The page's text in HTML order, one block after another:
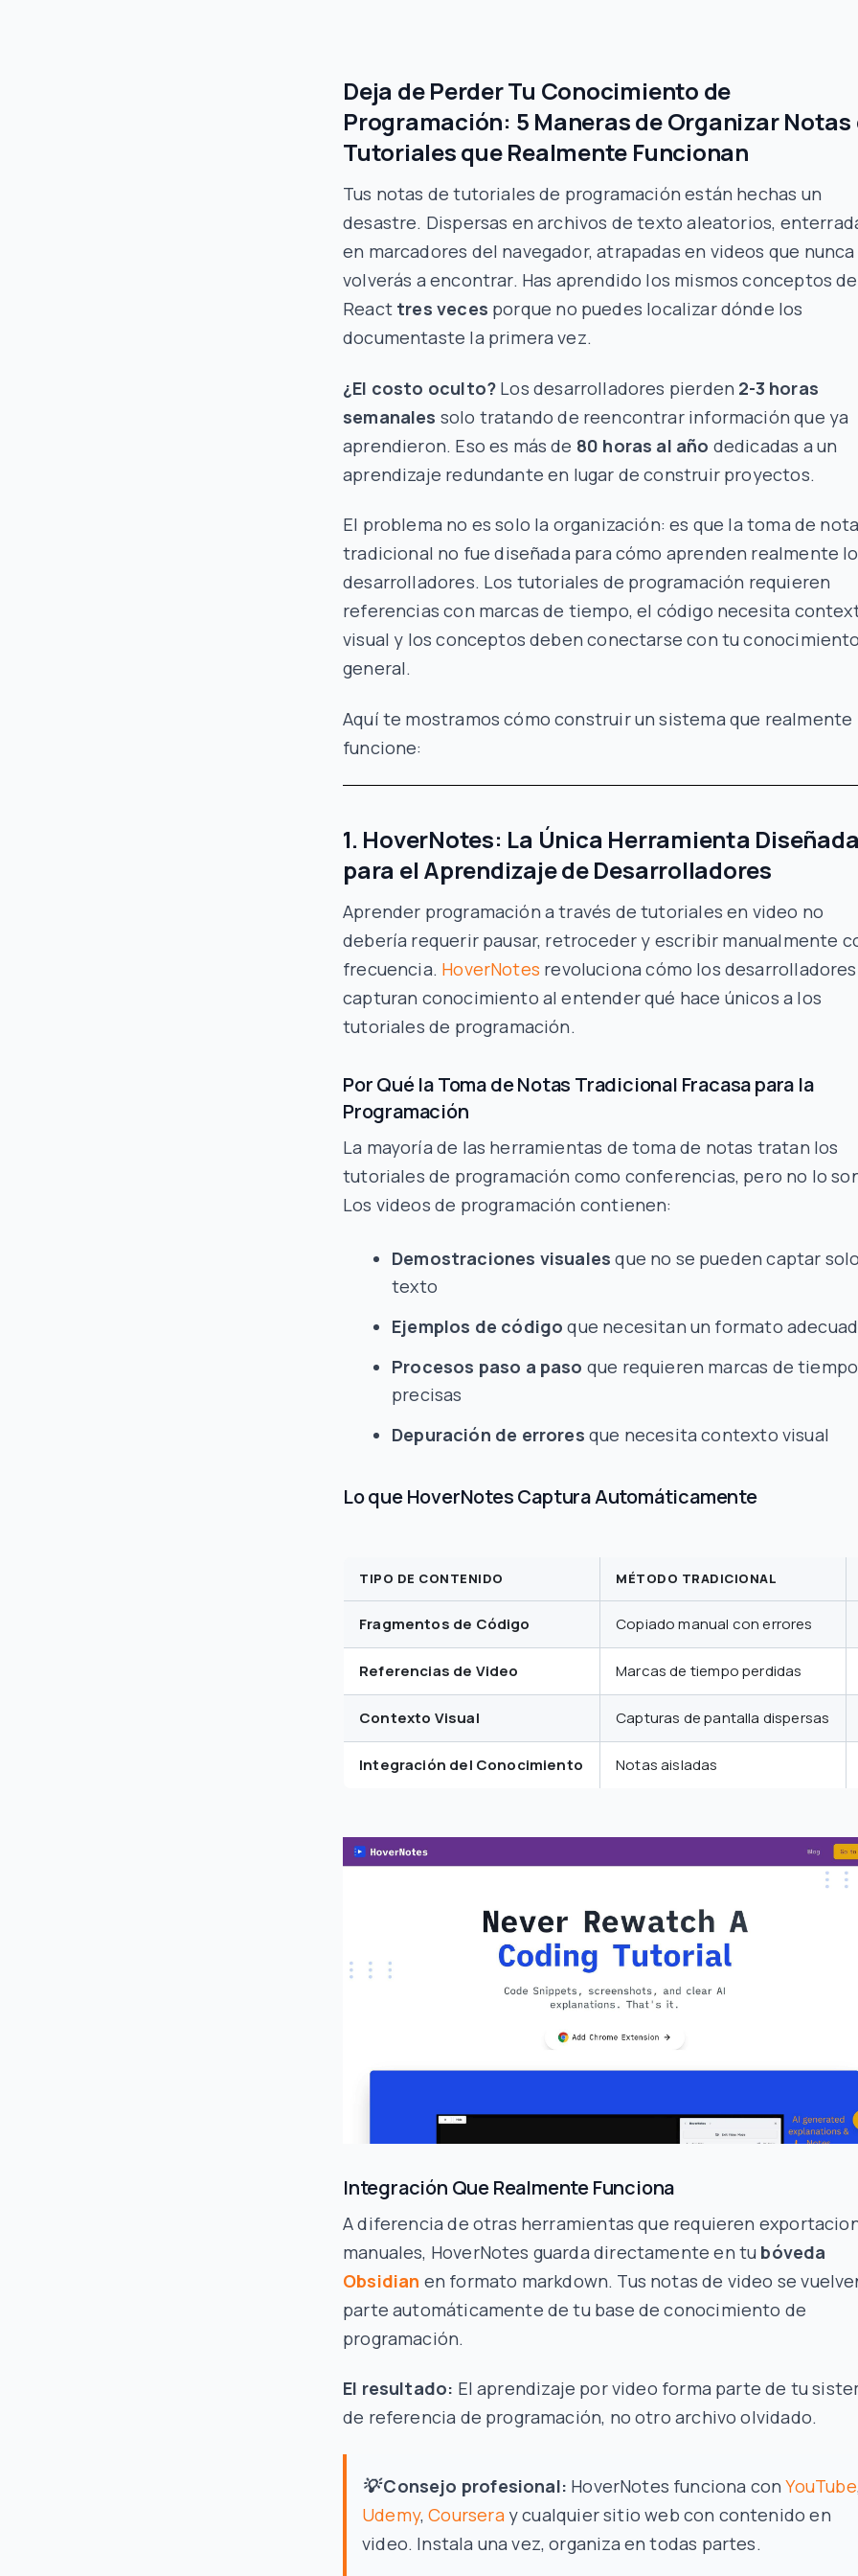
Deja de Perder Tu Conocimiento de
Programación: 5 Maneras de Organizar Notas
Tutoriales que Realmente Funcionan
Tus notas de tutoriales de programación están hechas un
desastre. Dispersas en archivos de texto aleatorios,
en marcadores del navegador, atrapadas en videos que nunca
volverás a encontrar. Has aprendido los mismos conceptos de
React tres veces porque no puedes localizar dónde los
documentaste la primera vez.
¿El costo oculto? Los desarrolladores pierden 2-3 horas
semanales solo tratando de reencontrar información que ya
aprendieron. Eso es más de 80 horas al año dedicadas a un
aprendizaje redundante en lugar de construir proyectos.
El problema no es solo la organización: es que la toma de
tradicional no fue diseñada para cómo aprenden realmente
desarrolladores. Los tutoriales de programación requieren
referencias con marcas de tiempo, el código necesita
visual y los conceptos deben conectarse con tu conocimiento
general.
Aquí te mostramos cómo construir un sistema que realmente
funcione:
1. HoverNotes: La Única Herramienta Diseñada
para el Aprendizaje de Desarrolladores
Aprender programación a través de tutoriales en video no
debería requerir pausar, retroceder y escribir manualmente
frecuencia. HoverNotes revoluciona cómo los desarrolladores
capturan conocimiento al entender qué hace únicos a los
tutoriales de programación.
Por Qué la Toma de Notas Tradicional Fracasa para la
Programación
La mayoría de las herramientas de toma de notas tratan los
tutoriales de programación como conferencias, pero no lo
Los videos de programación contienen:
Demostraciones visuales que no se pueden captar
texto
Ejemplos de código que necesitan un formato
Procesos paso a paso que requieren marcas de tiempo
precisas
Depuración de errores que necesita contexto visual
Lo que HoverNotes Captura Automáticamente
TIPO DE CONTENIDO MÉTODO TRADICIONAL
Fragmentos de Código Copiado manual con errores
Referencias de Video Marcas de tiempo perdidas
Contexto Visual Capturas de pantalla dispersas
Integración del Conocimiento Notas aisladas
Integración Que Realmente Funciona
A diferencia de otras herramientas que requieren
manuales, HoverNotes guarda directamente en tu bóveda
Obsidian en formato markdown. Tus notas de video se
parte automáticamente de tu base de conocimiento de
programación.
El resultado: El aprendizaje por video forma parte de tu
de referencia de programación, no otro archivo olvidado.
💡 Consejo profesional: HoverNotes funciona conYouTube,
Udemy,Courseray cualquier sitio web con contenido en
video. Instala una vez, organiza en todas partes.